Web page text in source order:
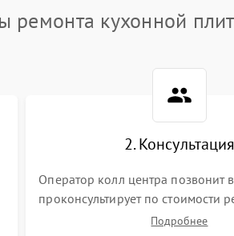
ремонта кухонной
2. Консультация
Оператор колл центра позвонит
проконсультирует по стоимости
кухонной плиты а также ответит
Подробнее